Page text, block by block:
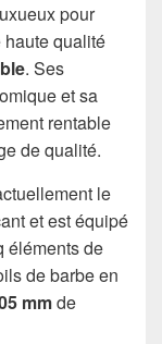
pour
haute qualité
. Ses
et sa
rentable
de qualité.
le
et est équipé
éléments de
de barbe en
mmde